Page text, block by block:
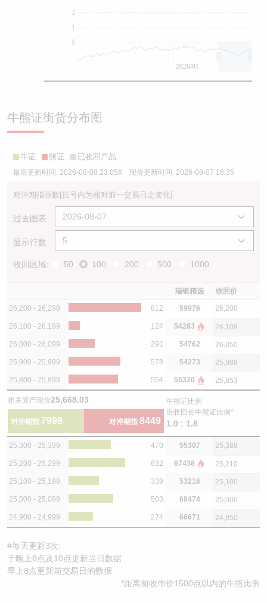
0
1
2
2026/01
牛熊证街货分布图
牛证 熊证 已收回产品
最后更新时间: 2026-08-08 23:05# 现价更新时间: 2026-08-07 16:35
对沖期指張数[括号内为相对前一交易日之变化]
过去图表
显示行数
收回区域: 50 100 200 500 1000
瑞银精选 收回价
26,200 - 26,299 812 59976 26,200
26,100 - 26,199 124 54283 26,108
26,000 - 26,099 291 54762 26,050
25,900 - 25,999 578 54273 25,988
25,800 - 25,899 554 55320 25,853
相关资产现价25,668.03
对沖期指 7998 对沖期指 8449
牛熊证比例
近收回价牛熊证比例*
1.0 : 1.8
25,300 - 25,399 470 55307 25,388
25,200 - 25,299 632 67438 25,210
25,100 - 25,199 339 53216 25,100
25,000 - 25,099 503 68474 25,000
24,900 - 24,999 274 66671 24,950
#每天更新3次:
于晚上8点及10点更新当日数据
早上8点更新前交易日的数据
*距离前收巿价1500点以内的牛熊比例